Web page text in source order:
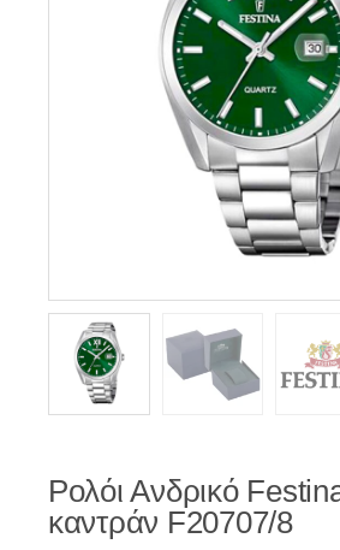
Ρολόι Ανδρικό
καντράν F20707/8